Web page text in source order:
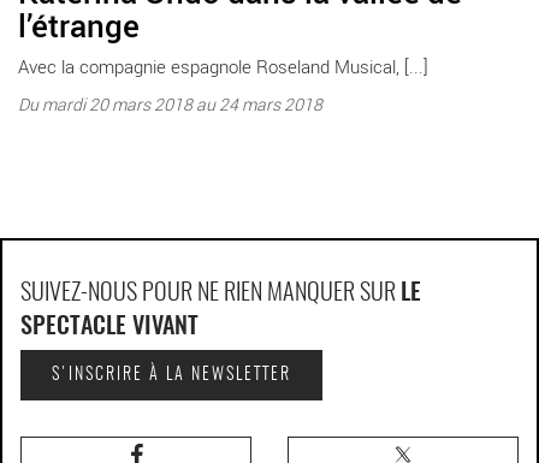
l’étrange
Avec la compagnie espagnole Roseland Musical, [...]
Du mardi 20 mars 2018 au 24 mars 2018
SUIVEZ-NOUS POUR NE RIEN MANQUER SUR LE
SPECTACLE VIVANT
S'INSCRIRE À LA NEWSLETTER